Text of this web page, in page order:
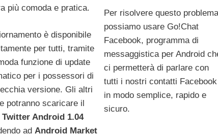
più comoda e pratica.
è disponibile
per tutti, tramite
funzione di update
per i possessori di
versione. Gli altri
potranno scaricare il
Twitter Android 1.04
ad Android Market
Per risolvere questo problema
possiamo usare Go!Chat
Facebook, programma di
messaggistica per Android
ci permetterà di parlare con
tutti i nostri contatti Facebook
in modo semplice, rapido e
sicuro.